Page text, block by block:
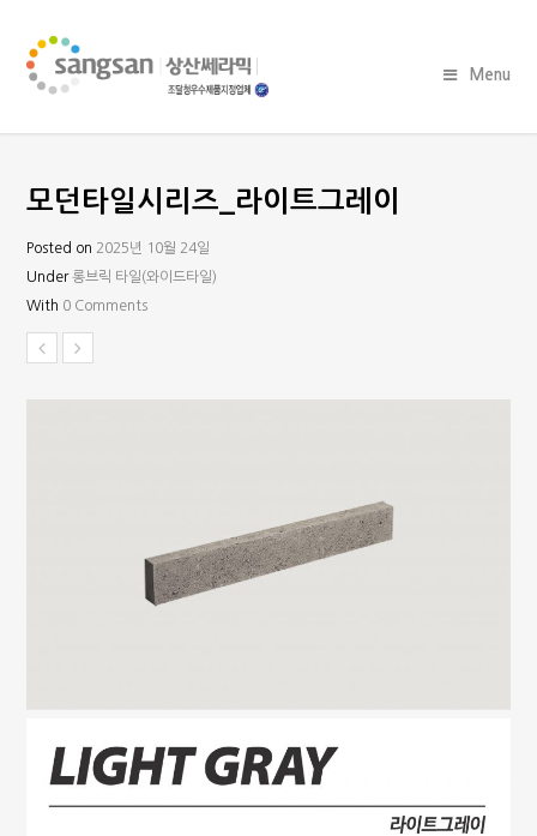
Menu
모던타일시리즈_라이트그레이
Posted on 2025년 10월 24일
Under롱브릭 타일(와이드타일)
With 0 Comments